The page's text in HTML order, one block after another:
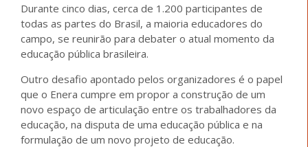
Durante cinco dias, cerca de 1.200 participantes de
todas as partes do Brasil, a maioria educadores do
campo, se reunirão para debater o atual momento da
educação pública brasileira.
Outro desafio apontado pelos organizadores é o papel
que o Enera cumpre em propor a construção de um
novo espaço de articulação entre os trabalhadores da
educação, na disputa de uma educação pública e na
formulação de um novo projeto de educação.